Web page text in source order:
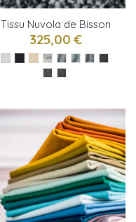
Tissu Nuvola de Bisson
Bruneel
325,00 €